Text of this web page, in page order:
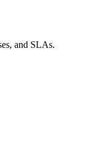
and SLAs.